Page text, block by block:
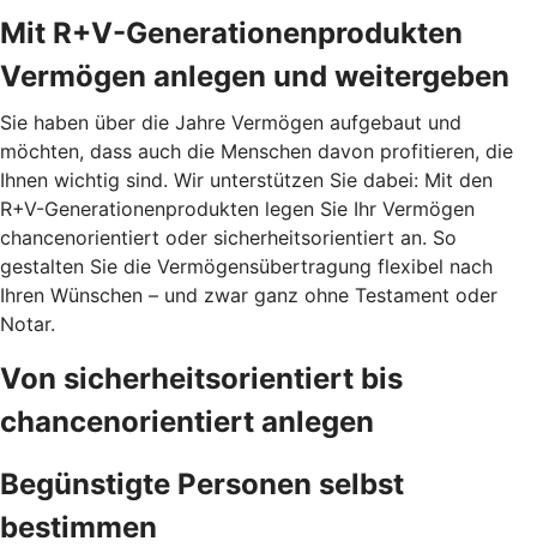
Mit R+V-Generationenprodukten
Vermögen anlegen und weitergeben
Sie haben über die Jahre Vermögen aufgebaut und
möchten, dass auch die Menschen davon profitieren, die
Ihnen wichtig sind. Wir unterstützen Sie dabei: Mit den
R+V-Generationenprodukten legen Sie Ihr Vermögen
chancenorientiert oder sicherheitsorientiert an. So
gestalten Sie die Vermögensübertragung flexibel nach
Ihren Wünschen – und zwar ganz ohne Testament oder
Notar.
Von sicherheitsorientiert bis
chancenorientiert anlegen
Begünstigte Personen selbst
bestimmen